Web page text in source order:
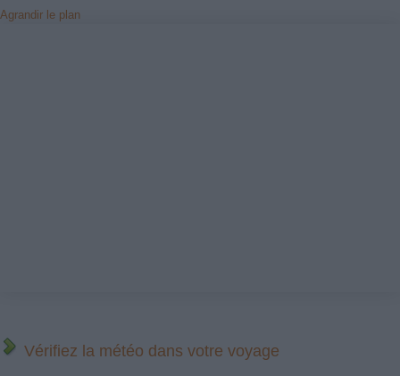
Agrandir le plan
Vérifiez la météo dans votre voyage